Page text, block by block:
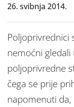
26. svibnja 2014.
Poljoprivrednici
nemoćni
poljoprivredne
čega se prije
napomenuti